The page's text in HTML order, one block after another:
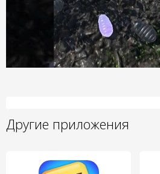
Другие приложения